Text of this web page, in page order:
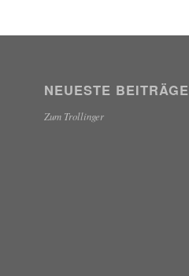
NEUESTE BEITRÄGE
Zum Trollinger